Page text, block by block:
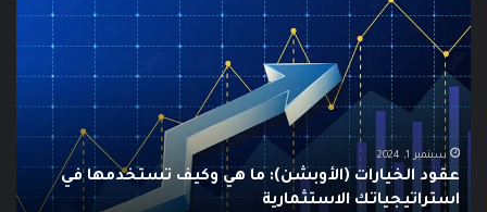
هو
الـ
Swing
دليلك
الشامل
للمبتدئين
يونيو 10, 2025
ما هو الـ Swing Trading؟ دليلك الشامل للمبتدئين